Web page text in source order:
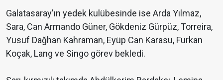
Galatasaray'ın yedek kulübesinde ise Arda Yılmaz,
Sara, Can Armando Güner, Gökdeniz Gürpüz, Torreira,
Yusuf Dağhan Kahraman, Eyüp Can Karasu, Furkan
Koçak, Lang ve Singo görev bekledi.